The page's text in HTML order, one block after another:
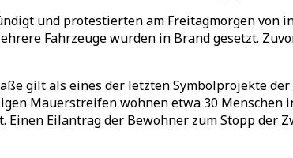
und protestierten am Freitagmorgen
Fahrzeuge wurden in Brand gesetzt.
gilt als eines der letzten Symbolprojekte
Mauerstreifen wohnen etwa 30
Einen Eilantrag der Bewohner zum Stopp